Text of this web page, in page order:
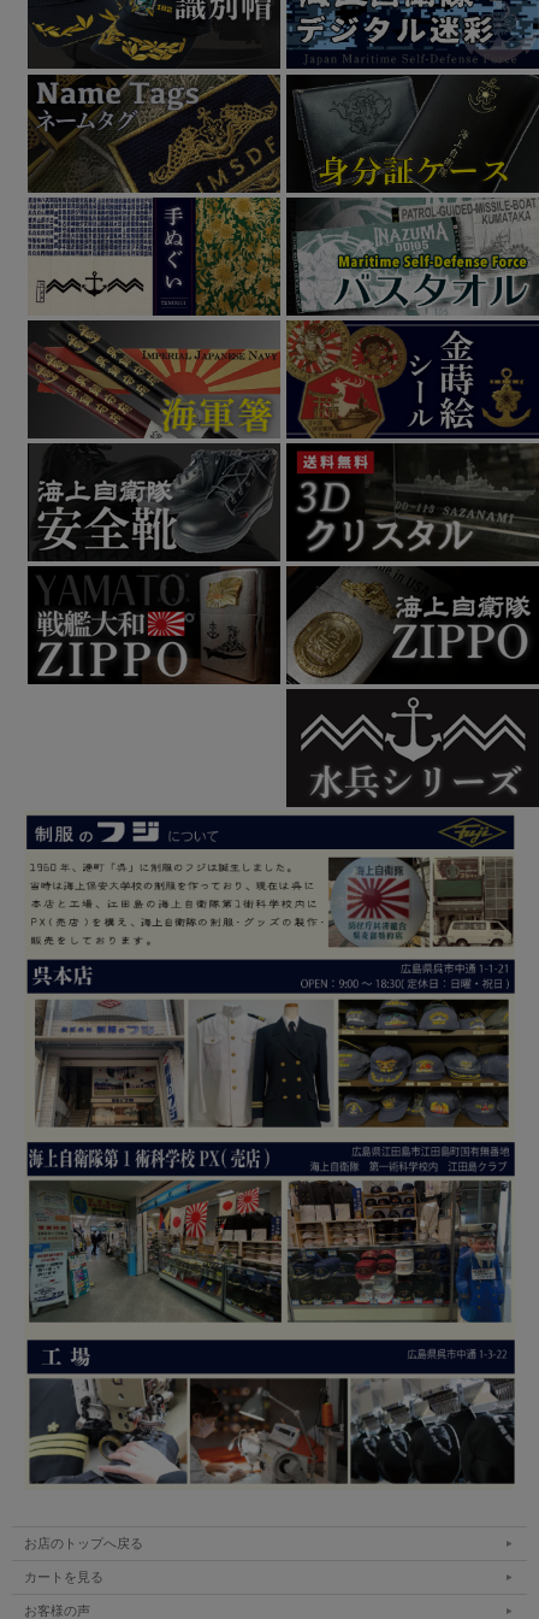
お店のトップへ戻る
カートを見る
お客様の声